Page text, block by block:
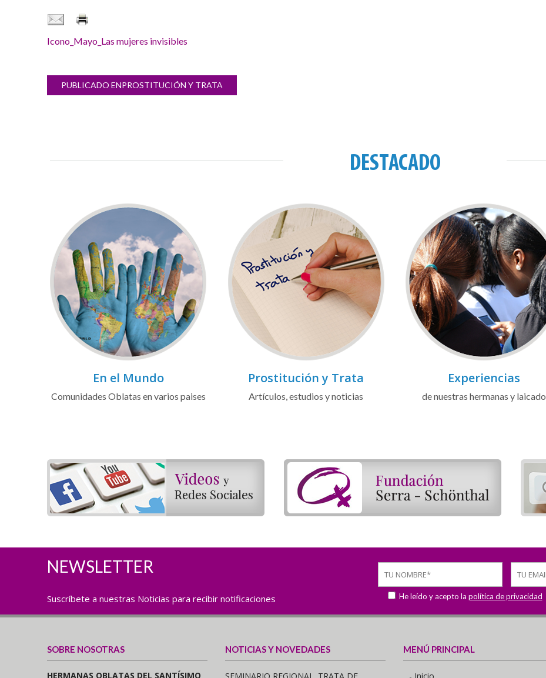
Icono_Mayo_Las mujeres invisibles
Galería
Navegación
de
PUBLICADO ENPROSTITUCIÓN Y TRATA
DESTACADO
En el Mundo
Comunidades Oblatas en varios paises
Prostitución y Trata
Artículos, estudios y noticias
Experiencias
de nuestras hermanas y laicado
NEWSLETTER
Suscríbete a nuestras Noticias para recibir notificaciones He leído y acepto la política de privacidad
SOBRE NOSOTRAS
HERMANAS OBLATAS DEL SANTÍSIMO
NOTICIAS Y NOVEDADES MENÚ PRINCIPAL